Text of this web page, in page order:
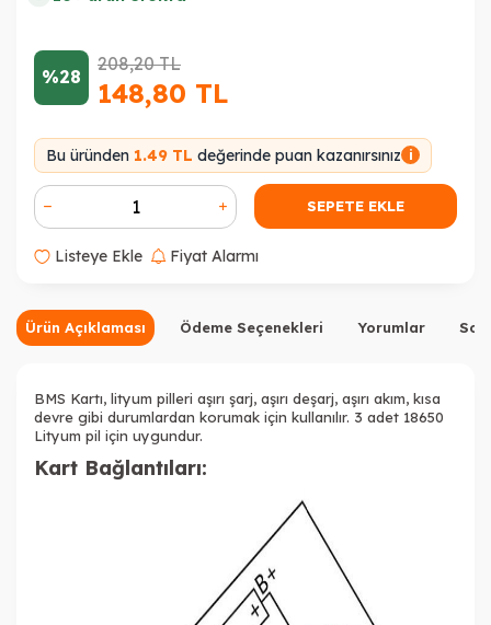
%28
208,20TL
148,80 TL
Bu üründen 1.49 TL değerinde puan kazanırsınız i
SEPETE EKLE
Listeye Ekle Fiyat Alarmı
Ürün Açıklaması Ödeme Seçenekleri Yorumlar
BMS Kartı, lityum pilleri aşırı şarj, aşırı deşarj, aşırı akım, kısa
devre gibi durumlardan korumak için kullanılır. 3 adet 18650
Lityum pil için uygundur.
Kart Bağlantıları: